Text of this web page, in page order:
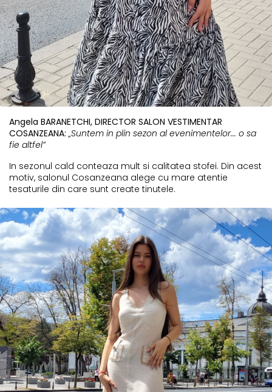
Angela BARANETCHI, DIRECTOR SALON VESTIMENTAR
COSANZEANA: „Suntem in plin sezon al evenimentelor... o sa
fie altfel”
In sezonul cald conteaza mult si calitatea stofei. Din acest
motiv, salonul Cosanzeana alege cu mare atentie
tesaturile din care sunt create tinutele.